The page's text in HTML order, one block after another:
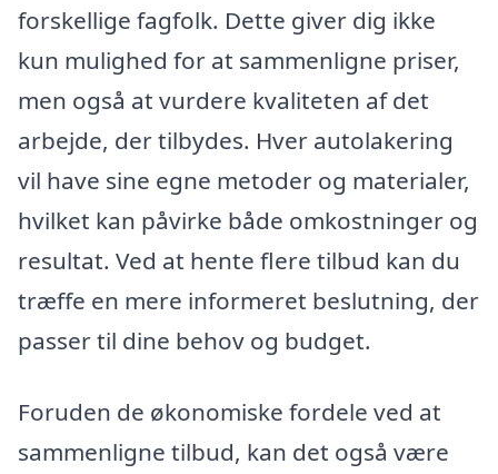
forskellige fagfolk. Dette giver dig ikke
kun mulighed for at sammenligne priser,
men også at vurdere kvaliteten af det
arbejde, der tilbydes. Hver autolakering
vil have sine egne metoder og materialer,
hvilket kan påvirke både omkostninger og
resultat. Ved at hente flere tilbud kan du
træffe en mere informeret beslutning, der
passer til dine behov og budget.
Foruden de økonomiske fordele ved at
sammenligne tilbud, kan det også være